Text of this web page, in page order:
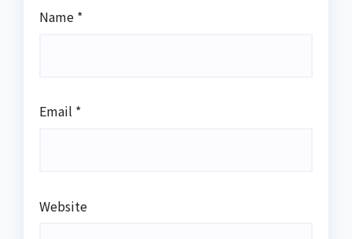
Name *
Email *
Website